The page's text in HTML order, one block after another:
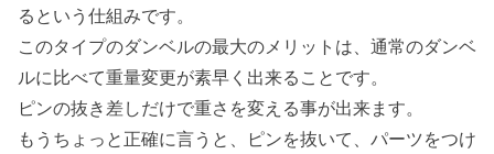
るという仕組みです。
このタイプのダンベルの最大のメリットは、通常のダンベ
ルに比べて重量変更が素早く出来ることです。
ピンの抜き差しだけで重さを変える事が出来ます。
もうちょっと正確に言うと、ピンを抜いて、パーツをつけ